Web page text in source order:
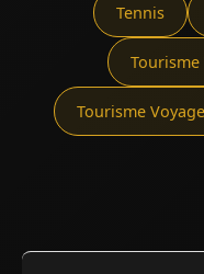
Tennis
Tourisme
Tourisme